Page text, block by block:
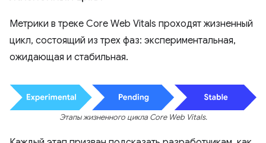
Метрики в треке Core Web Vitals проходят жизненный
цикл, состоящий из трех фаз: экспериментальная,
ожидающая и стабильная.
Этапы жизненного цикла Core Web Vitals.